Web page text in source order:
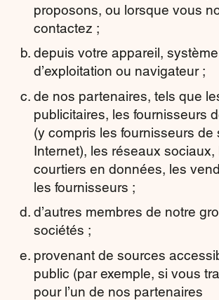
proposons, ou lorsque vous
contactez ;
depuis votre appareil, système
d’exploitation ou navigateur ;
de nos partenaires, tels que
publicitaires, les fournisseurs
(y compris les fournisseurs de
Internet), les réseaux sociaux,
courtiers en données, les
les fournisseurs ;
d’autres membres de notre
sociétés ;
provenant de sources
public (par exemple, si vous
pour l’un de nos partenaires